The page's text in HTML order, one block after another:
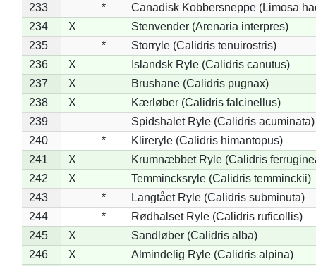
233 *
Canadisk Kobbersneppe (Limosa
234
X
Stenvender (Arenaria interpres)
235
*
Storryle (Calidris tenuirostris)
236
X
Islandsk Ryle (Calidris canutus)
237
X
Brushane (Calidris pugnax)
238
X
Kærløber (Calidris falcinellus)
239
Spidshalet Ryle (Calidris acuminata)
240
*
Klireryle (Calidris himantopus)
241
X
Krumnæbbet Ryle (Calidris
242
X
Temmincksryle (Calidris temminckii)
243
*
Langtået Ryle (Calidris subminuta)
244
*
Rødhalset Ryle (Calidris ruficollis)
245
X
Sandløber (Calidris alba)
246
X
Almindelig Ryle (Calidris alpina)